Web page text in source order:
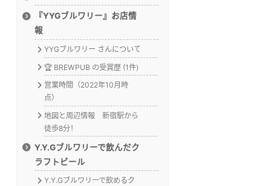
『YYGブルワリー』お店情
報
YYGブルワリー さんについて
🏆 BREWPUB の受賞歴 (1件)
営業時間（2022年10月時
点）
地図と周辺情報 新宿駅から
徒歩8分！
Y.Y.Gブルワリーで飲んだク
ラフトビール
Y.Y.Gブルワリーで飲めるク